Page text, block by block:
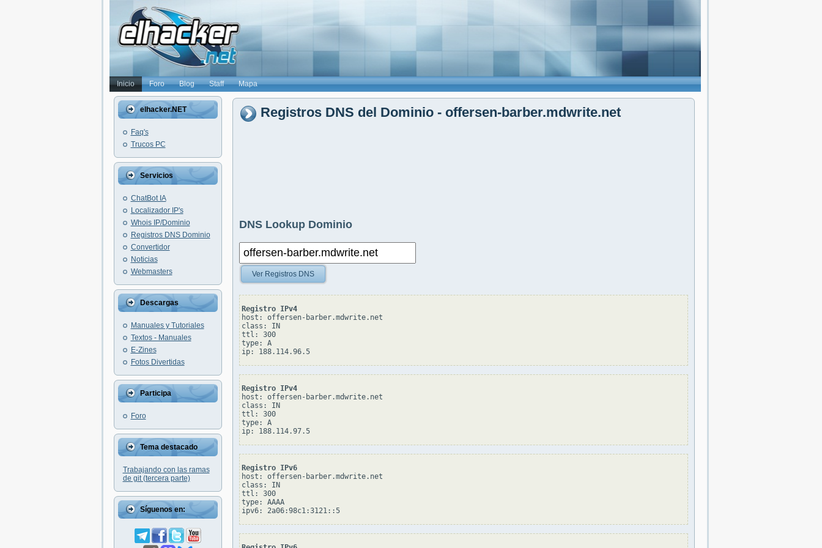
Inicio Foro Blog Staff Mapa
elhacker.NET
Faq's
Trucos PC
Servicios
ChatBot IA
Localizador IP's
Whois IP/Dominio
Registros DNS Dominio
Convertidor
Noticias
Webmasters
Descargas
Manuales y Tutoriales
Textos - Manuales
E-Zines
Fotos Divertidas
Participa
Foro
Tema destacado
Trabajando con las ramas
de git (tercera parte)
Síguenos en:
Registros DNS del Dominio - offersen-barber.mdwrite.net
DNS Lookup Dominio
Ver Registros DNS
Registro IPv4
host: offersen-barber.mdwrite.net
class: IN
ttl: 300
type: A
ip: 188.114.96.5
Registro IPv4
host: offersen-barber.mdwrite.net
class: IN
ttl: 300
type: A
ip: 188.114.97.5
Registro IPv6
host: offersen-barber.mdwrite.net
class: IN
ttl: 300
type: AAAA
ipv6: 2a06:98c1:3121::5